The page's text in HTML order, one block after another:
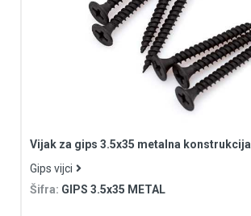
Vijak za gips 3.5x35 metalna konstrukcija
Gips vijci
Šifra: GIPS 3.5x35 METAL